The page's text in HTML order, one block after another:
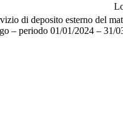
di deposito esterno del
– periodo 01/01/2024 – 31/